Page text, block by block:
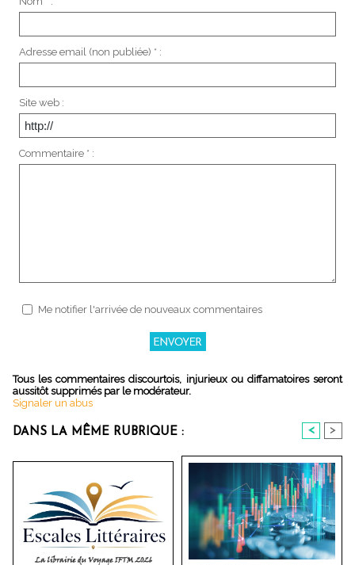
Adresse email (non publiée) * :
Site web :
Commentaire * :
Me notifier l'arrivée de nouveaux commentaires
Tous les commentaires discourtois, injurieux ou diffamatoires seront
aussitôt supprimés par le modérateur.
Signaler un abus
DANS LA MÊME RUBRIQUE : < >